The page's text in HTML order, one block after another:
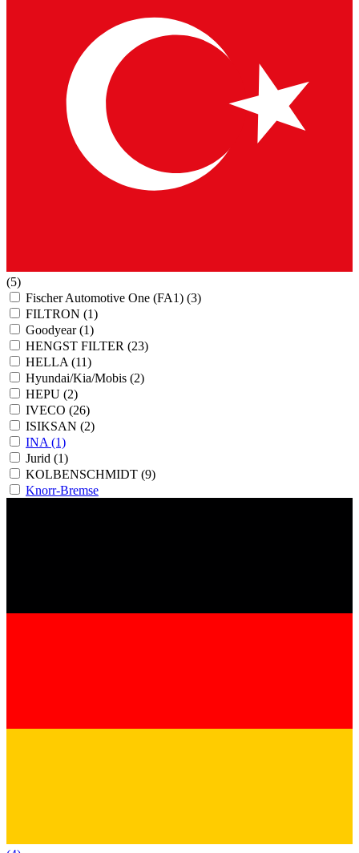
(5)
Fischer Automotive One (FA1) (3)
FILTRON (1)
Goodyear(1)
HENGST FILTER (23)
HELLA (11)
Hyundai/Kia/Mobis (2)
HEPU (2)
IVECO (26)
ISIKSAN (2)
INA (1)
Jurid (1)
KOLBENSCHMIDT (9)
Knorr-Bremse